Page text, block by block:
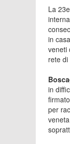
La
in
veneti
rete di
in
per